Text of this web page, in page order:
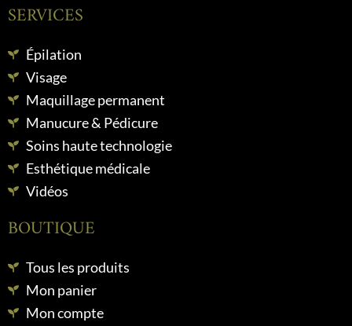
SERVICES
Épilation
Visage
Maquillage permanent
Manucure & Pédicure
Soins haute technologie
Esthétique médicale
Vidéos
BOUTIQUE
Tous les produits
Mon panier
Mon compte